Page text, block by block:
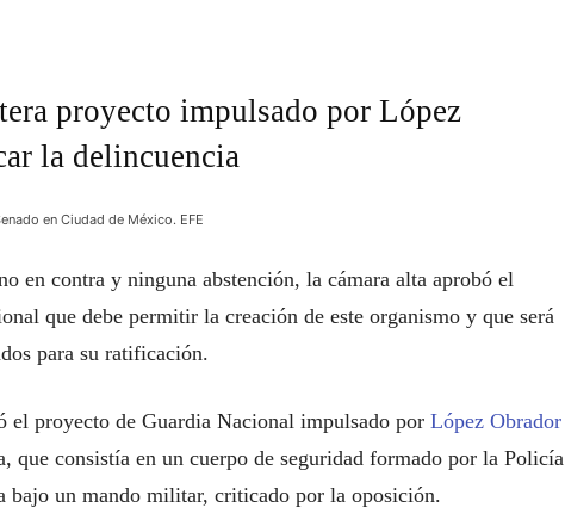
proyecto impulsado por López
la delincuencia
en Ciudad de México. EFE
en contra y ninguna abstención, la cámara alta aprobó el
que debe permitir la creación de este organismo y que será
para su ratificación.
el proyecto de Guardia Nacional impulsado por López Obrador
que consistía en un cuerpo de seguridad formado por la Policía
bajo un mando militar, criticado por la oposición.